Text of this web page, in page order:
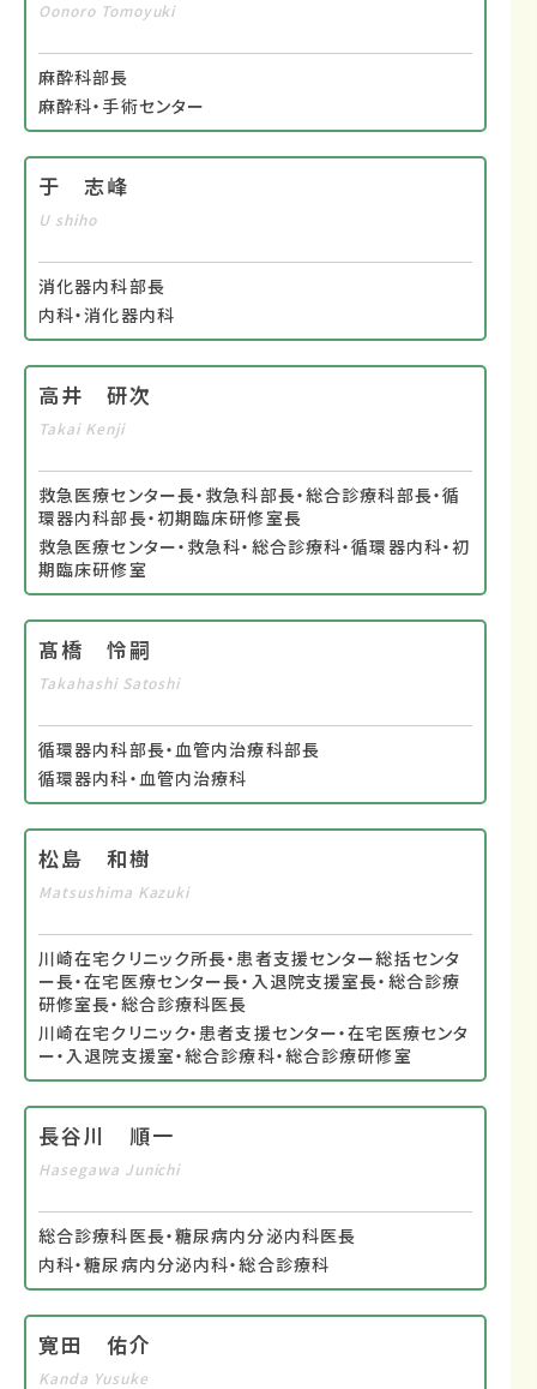
Oonoro Tomoyuki
麻酔科部長
麻酔科・手術センター
于 志峰
U shiho
消化器内科部長
内科・消化器内科
高井 研次
Takai Kenji
救急医療センター長・救急科部長・総合診療科部長・循
環器内科部長・初期臨床研修室長
救急医療センター・救急科・総合診療科・循環器内科・初
期臨床研修室
髙橋 怜嗣
Takahashi Satoshi
循環器内科部長・血管内治療科部長
循環器内科・血管内治療科
松島 和樹
Matsushima Kazuki
川崎在宅クリニック所長・患者支援センター総括センタ
ー長・在宅医療センター長・入退院支援室長・総合診療
研修室長・総合診療科医長
川崎在宅クリニック・患者支援センター・在宅医療センタ
ー・入退院支援室・総合診療科・総合診療研修室
長谷川 順一
Hasegawa Junichi
総合診療科医長・糖尿病内分泌内科医長
内科・糖尿病内分泌内科・総合診療科
寛田 佑介
Kanda Yusuke